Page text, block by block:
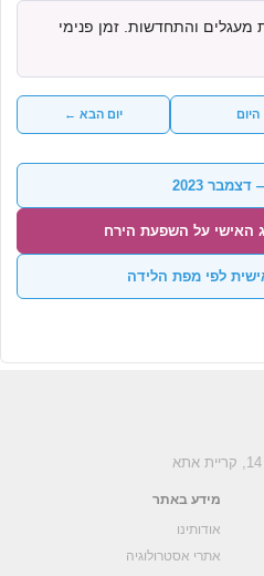
מעגלים והתחדשות. זמן פנימי
היום יום הבא ←
2023
האישי על השפעת הירח
לפי מפת הלידה
מידע באתר
אודותינו
אתרי אסטרולוגיה